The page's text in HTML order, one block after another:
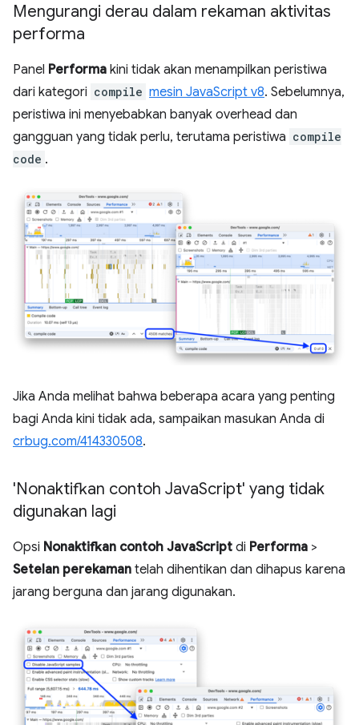
Mengurangi derau dalam rekaman aktivitas
performa
Panel Performa kini tidak akan menampilkan peristiwa
dari kategori compile mesin JavaScript v8. Sebelumnya,
peristiwa ini menyebabkan banyak overhead dan
gangguan yang tidak perlu, terutama peristiwa compile
code .
Jika Anda melihat bahwa beberapa acara yang penting
bagi Anda kini tidak ada, sampaikan masukan Anda di
crbug.com/414330508.
'Nonaktifkan contoh JavaScript' yang tidak
digunakan lagi
Opsi Nonaktifkan contoh JavaScript di Performa >
Setelan perekaman telah dihentikan dan dihapus karena
jarang berguna dan jarang digunakan.